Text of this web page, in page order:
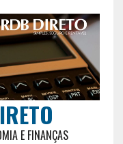
E FINANÇAS